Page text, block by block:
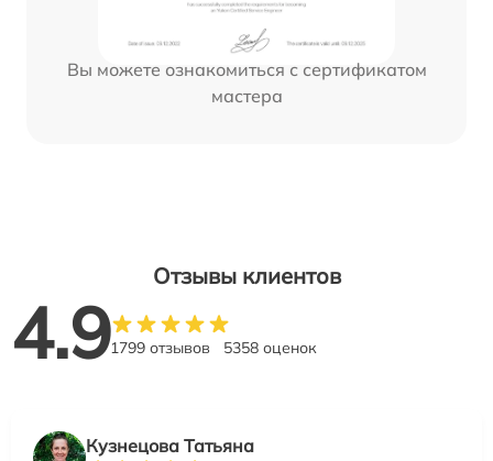
Вы можете ознакомиться с сертификатом
мастера
Отзывы клиентов
4.91799 отзывов 5358 оценок
Кузнецова Татьяна